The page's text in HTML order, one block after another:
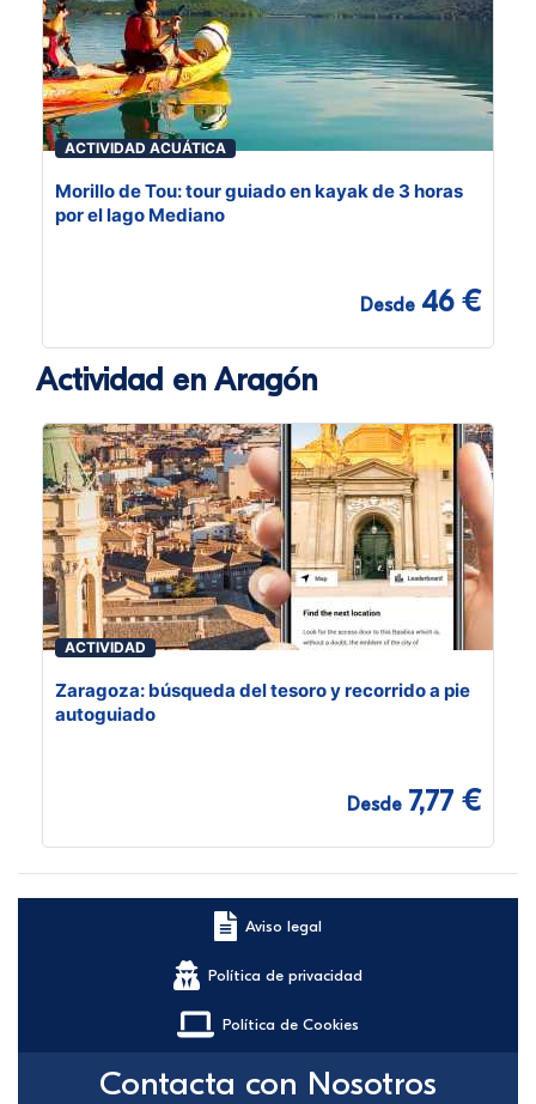
ACTIVIDAD ACUÁTICA
Morillo de Tou: tour guiado en kayak de 3 horas
por el lago Mediano
Desde 46 €
Actividad en Aragón
ACTIVIDAD
Zaragoza: búsqueda del tesoro y recorrido a pie
autoguiado
Desde 7,77 €
Aviso legal
Política de privacidad
Política de Cookies
Contacta con Nosotros